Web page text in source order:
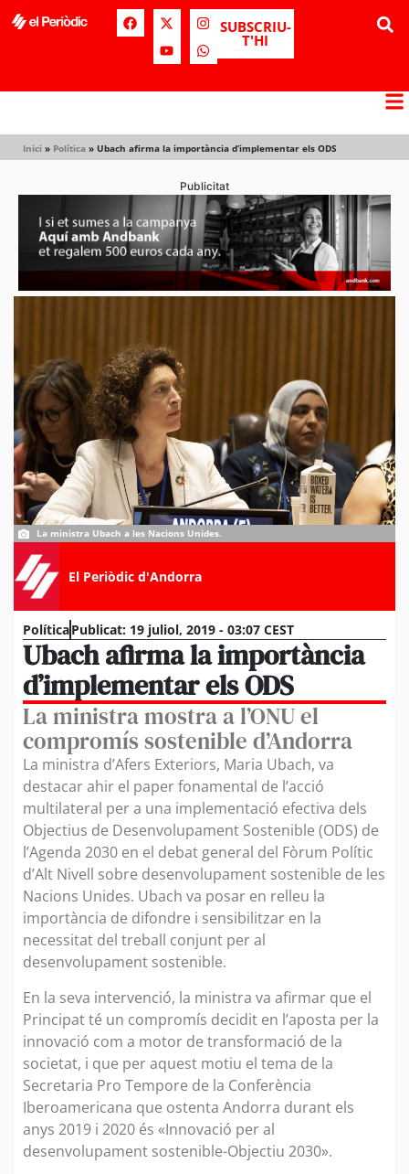
SUBSCRIU-
T'HI
Inici » Política » Ubach afirma la importància d’implementar els ODS
Publicitat
La ministra Ubach a les Nacions Unides.
El Periòdic d'Andorra
PolíticaPublicat: 19 juliol, 2019 - 03:07 CEST
Ubach afirma la importància
d’implementar els ODS
La ministra mostra a l’ONU el
compromís sostenible d’Andorra
La ministra d’Afers Exteriors, Maria Ubach, va
destacar ahir el paper fonamental de l’acció
multilateral per a una implementació efectiva dels
Objectius de Desenvolupament Sostenible (ODS) de
l’Agenda 2030 en el debat general del Fòrum Polític
d’Alt Nivell sobre desenvolupament sostenible de les
Nacions Unides. Ubach va posar en relleu la
importància de difondre i sensibilitzar en la
necessitat del treball conjunt per al
desenvolupament sostenible.
En la seva intervenció, la ministra va afirmar que el
Principat té un compromís decidit en l’aposta per la
innovació com a motor de transformació de la
societat, i que per aquest motiu el tema de la
Secretaria Pro Tempore de la Conferència
Iberoamericana que ostenta Andorra durant els
anys 2019 i 2020 és «Innovació per al
desenvolupament sostenible-Objectiu 2030».